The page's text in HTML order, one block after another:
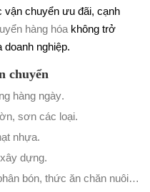
chuyển ưu đãi, cạnh
hàng hóa không trở
doanh nghiệp.
chuyển
hàng ngày.
sơn các loại.
nhựa.
dựng.
bón, thức ăn chăn nuôi…